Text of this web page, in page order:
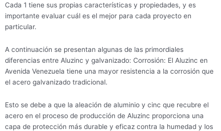
Cada 1 tiene sus propias características y propiedades, y es
importante evaluar cuál es el mejor para cada proyecto en
particular.
A continuación se presentan algunas de las primordiales
diferencias entre Aluzinc y galvanizado: Corrosión: El Aluzinc en
Avenida Venezuela tiene una mayor resistencia a la corrosión que
el acero galvanizado tradicional.
Esto se debe a que la aleación de aluminio y cinc que recubre el
acero en el proceso de producción de Aluzinc proporciona una
capa de protección más durable y eficaz contra la humedad y los